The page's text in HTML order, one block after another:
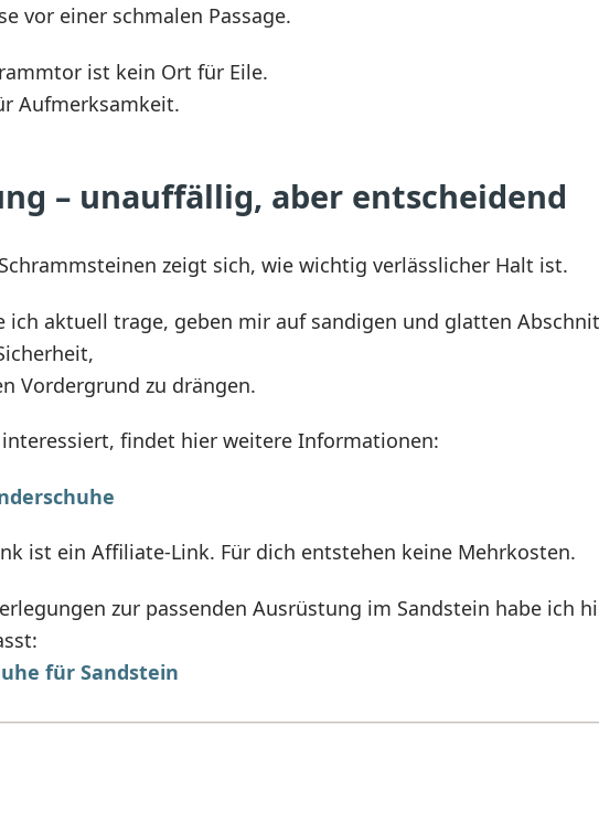
vor einer schmalen Passage.
ist kein Ort für Eile.
Aufmerksamkeit.
– unauffällig, aber entscheidend
zeigt sich, wie wichtig verlässlicher Halt ist.
ich aktuell trage, geben mir auf sandigen und glatten
Vordergrund zu drängen.
findet hier weitere Informationen:
ist ein Affiliate-Link. Für dich entstehen keine Mehrkosten.
zur passenden Ausrüstung im Sandstein habe ich
für Sandstein